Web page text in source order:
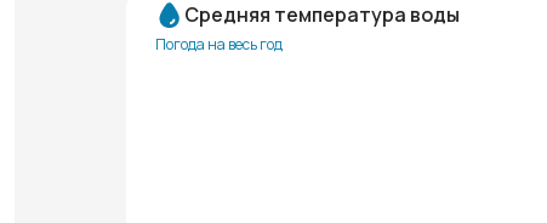
Средняя температура воды
Погода на весь год